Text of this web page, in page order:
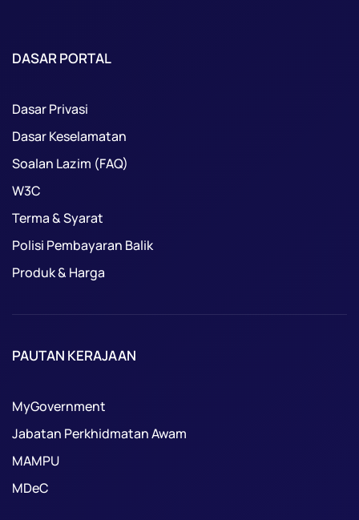
DASAR PORTAL
Dasar Privasi
Dasar Keselamatan
Soalan Lazim (FAQ)
W3C
Terma & Syarat
Polisi Pembayaran Balik
Produk & Harga
PAUTAN KERAJAAN
MyGovernment
Jabatan Perkhidmatan Awam
MAMPU
MDeC